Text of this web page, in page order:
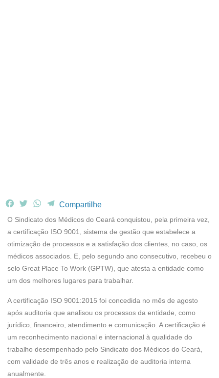
F
c
e
b
o
o
k
T
i
t
t
e
r
W
a
t
s
A
p
p
T
e
g
r
a
m
Compartilhe
O Sindicato dos Médicos do Ceará conquistou, pela primeira vez,
a certificação ISO 9001, sistema de gestão que estabelece a
otimização de processos e a satisfação dos clientes, no caso, os
médicos associados. E, pelo segundo ano consecutivo, recebeu o
selo Great Place To Work (GPTW), que atesta a entidade como
um dos melhores lugares para trabalhar.
A certificação ISO 9001:2015 foi concedida no mês de agosto
após auditoria que analisou os processos da entidade, como
jurídico, financeiro, atendimento e comunicação. A certificação é
um reconhecimento nacional e internacional à qualidade do
trabalho desempenhado pelo Sindicato dos Médicos do Ceará,
com validade de três anos e realização de auditoria interna
anualmente.